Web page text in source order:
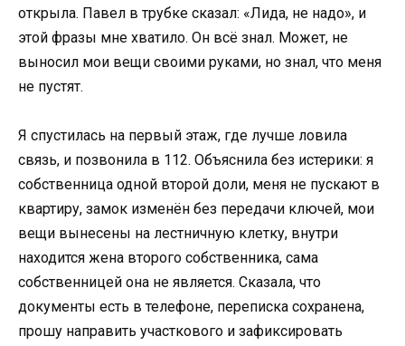
открыла. Павел в трубке сказал: «Лида, не надо», и
этой фразы мне хватило. Он всё знал. Может, не
выносил мои вещи своими руками, но знал, что меня
не пустят.
Я спустилась на первый этаж, где лучше ловила
связь, и позвонила в 112. Объяснила без истерики: я
собственница одной второй доли, меня не пускают в
квартиру, замок изменён без передачи ключей, мои
вещи вынесены на лестничную клетку, внутри
находится жена второго собственника, сама
собственницей она не является. Сказала, что
документы есть в телефоне, переписка сохранена,
прошу направить участкового и зафиксировать